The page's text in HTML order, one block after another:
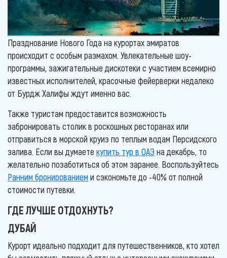
Празднование Нового Года на курортах эмиратов
происходит с особым размахом. Увлекательные шоу-
программы, зажигательные дискотеки с участием всемирно
известных исполнителей, красочные фейерверки недалеко
от Бурдж Халифы ждут именно вас.
Также туристам предоставится возможность
забронировать столик в роскошных ресторанах или
отправиться в морской круиз по теплым водам Персидского
залива. Если вы думаете купить тур в ОАЭна декабрь, то
желательно позаботиться об этом заранее. Воспользуйтесь
Ранним бронированиеми сэкономьте до -40% от полной
стоимости путевки.
ГДЕ ЛУЧШЕ ОТДОХНУТЬ?
ДУБАЙ
Курорт идеально подходит для путешественников, кто хотел